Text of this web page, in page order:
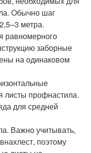
Обычно шаг
метра.
равномерного
заборные
на одинаковом
листы профнастила.
для средней
Важно учитывать,
поэтому